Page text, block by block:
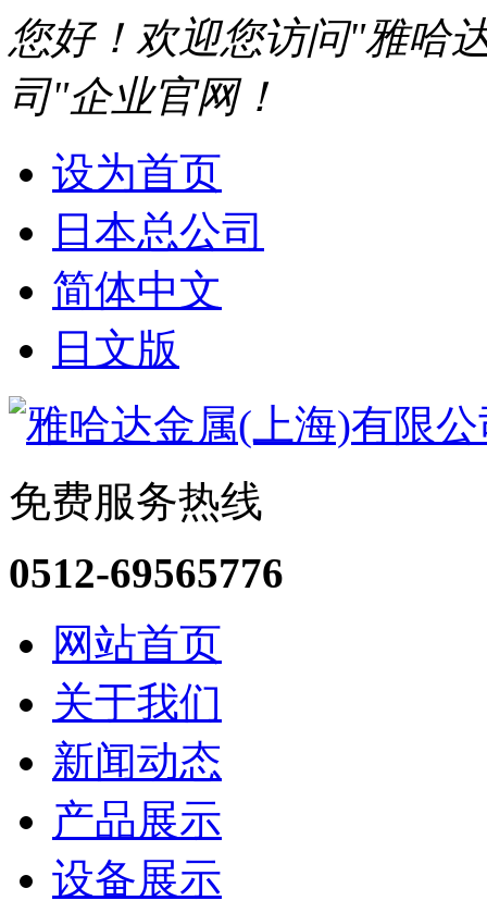
您好！欢迎您访问"雅哈
司"企业官网！
设为首页
日本总公司
简体中文
日文版
免费服务热线
0512-69565776
网站首页
关于我们
新闻动态
产品展示
设备展示